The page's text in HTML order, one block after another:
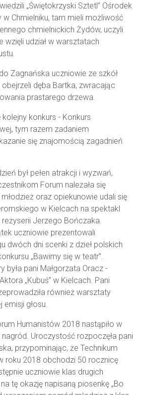
„Świętokrzyski Sztetl” Ośrodek
w Chmielniku, tam mieli możliwość
chmielnickich Żydów, uczyli
wzięli udział w warsztatach
Zagnańska uczniowie ze szkół
obejrzeli dęba Bartka, zwracając
prastarego drzewa.
kolejny konkurs - Konkurs
tym razem zadaniem
się znajomością zagadnień
był pełen atrakcji i wyzwań,
Forum należała się
oraz opiekunowie udali się
w Kielcach na spektakl
reżyserii Jerzego Bończaka.
uczniowie prezentowali
dwóch dni scenki z dzieł polskich
„Bawimy się w teatr”.
była pani Małgorzata Oracz -
„Kubuś” w Kielcach. Pani
również warsztaty
głosu.
Humanistów 2018 nastąpiło w
Uroczystość rozpoczęła pani
przypominając, że Technikum
roku 2018 obchodzi 50 rocznicę
uczniowie klas drugich
tę okazję napisaną piosenkę „Bo